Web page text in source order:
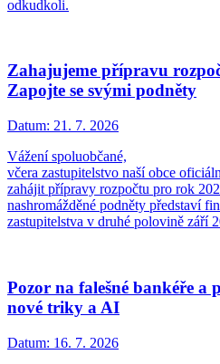
odkudkoli.
Zahajujeme přípravu
Zapojte se svými podněty
Datum: 21. 7. 2026
Vážení spoluobčané,
včera zastupitelstvo naší obce
zahájit přípravy rozpočtu pro rok
nashromážděné podněty představí
zastupitelstva v druhé polovině září
Pozor na falešné bankéře a
nové triky a AI
Datum: 16. 7. 2026